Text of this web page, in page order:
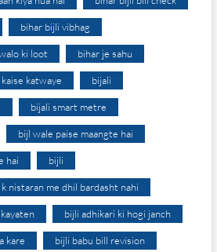
bihar bijli vibhag
ki loot bihar je sahu
katwaye bijali
bijali smart metre
bijl wale paise maangte hai
hai bijli
nistaran me dhil bardasht nahi
bijli adhikari ki hogi janch
kare bijli babu bill revision